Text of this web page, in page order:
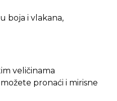
boja i vlakana,
veličinama
pronaći i mirisne